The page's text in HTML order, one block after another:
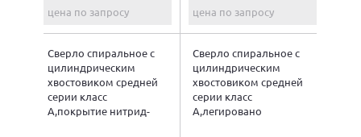
цена по запросу цена по запросу
Сверло спиральное с
цилиндрическим
хвостовиком средней
серии класс
А,покрытие нитрид-
Сверло спиральное с
цилиндрическим
хвостовиком средней
серии класс
А,легировано